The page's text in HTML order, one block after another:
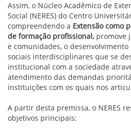
Assim, o Núcleo Acadêmico de
Social (NERES) do Centro
compreendendo a Extensão como
de formação profissional, promove
e comunidades, o
sociais interdisciplinares que se
institucional com a sociedade
atendimento das demandas
instituições com os quais nos
A partir desta premissa, o NERES
objetivos principais: